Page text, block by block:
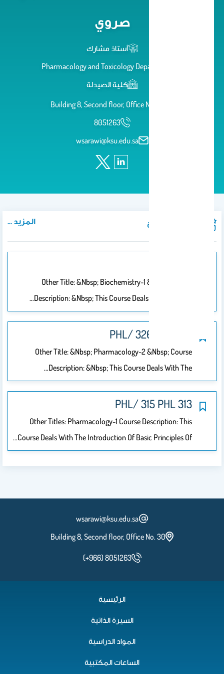
صروي
أستاذ مشارك
Pharmacology and Toxicology Department
كلية الصيدلة
Building 8, Second floor, Office No. 30
8051263
wsarawi@ksu.edu.sa
المواد الدراسية المزيد ...
Other Title: &nbsp; Biochemistry-1 &nbsp; Course
Description: &nbsp; This Course Deals With Types Of…
Other Title: &nbsp; Pharmacology-2 &nbsp; Course
Description: &nbsp; This Course Deals With The…
313 PHL/ 315 PHL
Other Titles: Pharmacology-1 Course Description: This
Course Deals With The Introduction Of Basic Principles Of…
wsarawi@ksu.edu.sa
Building 8, Second floor, Office No. 30
(+966) 8051263
الرئيسية
السيرة الذاتية
المواد الدراسية
الساعات المكتبية